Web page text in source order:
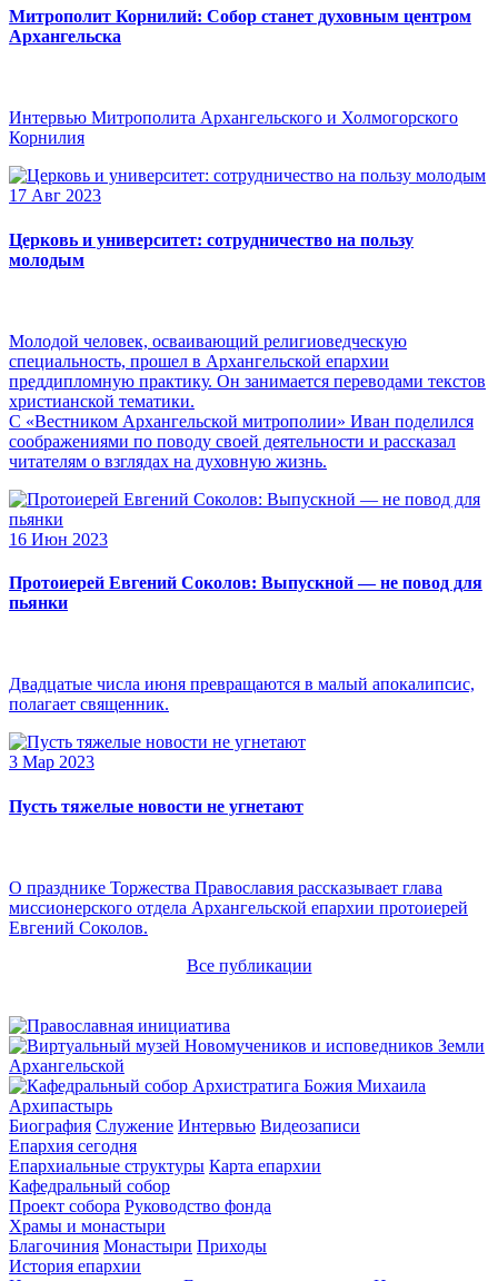
Митрополит Корнилий: Собор станет духовным центром
Архангельска
Интервью Митрополита Архангельского и Холмогорского
Корнилия
17 Авг 2023
Церковь и университет: сотрудничество на пользу
молодым
Молодой человек, осваивающий религиоведческую
специальность, прошел в Архангельской епархии
преддипломную практику. Он занимается переводами текстов
христианской тематики.
С «Вестником Архангельской митрополии» Иван поделился
соображениями по поводу своей деятельности и рассказал
читателям о взглядах на духовную жизнь.
16 Июн 2023
Протоиерей Евгений Соколов: Выпускной — не повод для
пьянки
Двадцатые числа июня превращаются в малый апокалипсис,
полагает священник.
3 Мар 2023
Пусть тяжелые новости не угнетают
О празднике Торжества Православия рассказывает глава
миссионерского отдела Архангельской епархии протоиерей
Евгений Соколов.
Все публикации
Архипастырь
Биография Служение Интервью Видеозаписи
Епархия сегодня
Епархиальные структуры Карта епархии
Кафедральный собор
Проект собора Руководство фонда
Храмы и монастыри
Благочиния Монастыри Приходы
История епархии